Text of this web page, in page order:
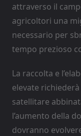
attraverso il
agricoltori una
necessario per
tempo prezioso
La raccolta e
elevate
satellitare
l’aumento della
dovranno